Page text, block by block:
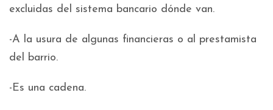
excluidas del sistema bancario dónde van.
-A la usura de algunas financieras o al prestamista
del barrio.
-Es una cadena.